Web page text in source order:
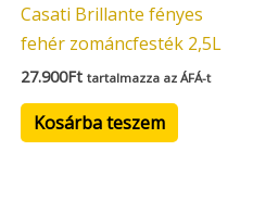
Casati Brillante fényes
fehér zománcfesték 2,5L
27.900Ft tartalmazza az ÁFÁ-t
Kosárba teszem